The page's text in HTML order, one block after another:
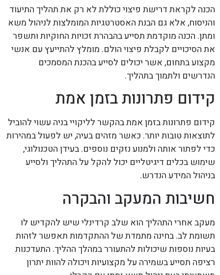
הכנה לקראת דרישת פיצוי כוללת לא רק את תהליך התיעוד
והניסוח, אלא גם הבנת האסטרטגיות המומלצות לניהול משא
ומתן. הכנה מוקדמת תסייע בהבהרת זכויות החוקיות ותשפר
את הסיכויים לקבלת פיצוי הולם. מומלץ להתייעץ עם אנשי
מקצוע בתחום, אשר יכולים לסייע בהכנת המסמכים
הנדרשים ולתמוך בתהליך.
קידום פתרונות בזמן אמת
קידום פתרונות בזמן אמת בהקשר לליקויי בניה עשוי להוביל
לתוצאות טובות יותר. כאשר מזהים בעיה, יש לפעול במהירות
כדי לפתור אותה ולמנוע נזקים נוספים. בעידן הטכנולוגי,
שימוש בכלים דיגיטליים יכול להקל על התהליך ולסייע
בניהול המידע הנדרש.
חשיבות המעקב והבקרה
מעקב אחרי התהליך הוא שלב קרדינלי שיש להקדיש לו
תשומת לב. בחינה מתמדת של ההתקדמות תאפשר לזהות
בעיות נוספות שיכולות להתעורר במהלך ההליך. התעדכנות
רציפה תסייע בשמירה על מקצועיות ויכולה להוות יתרון